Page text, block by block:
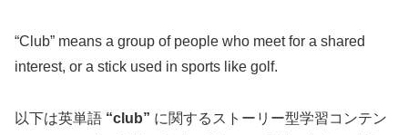
“Club” means a group of people who meet for a shared
interest, or a stick used in sports like golf.
以下は英単語 “club” に関するストーリー型学習コンテン